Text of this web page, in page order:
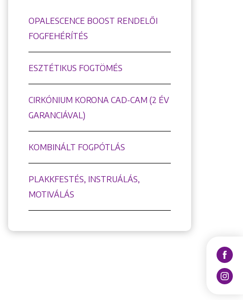
OPALESCENCE BOOST RENDELŐI
FOGFEHÉRÍTÉS
ESZTÉTIKUS FOGTÖMÉS
CIRKÓNIUM KORONA CAD-CAM (2 ÉV
GARANCIÁVAL)
KOMBINÁLT FOGPÓTLÁS
PLAKKFESTÉS, INSTRUÁLÁS,
MOTIVÁLÁS